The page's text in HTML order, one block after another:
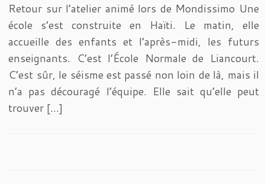
Retour sur l’atelier animé lors de Mondissimo Une
école s’est construite en Haïti. Le matin, elle
accueille des enfants et l’après-midi, les futurs
enseignants. C’est l’École Normale de Liancourt.
C’est sûr, le séisme est passé non loin de là, mais il
n’a pas découragé l’équipe. Elle sait qu’elle peut
trouver […]